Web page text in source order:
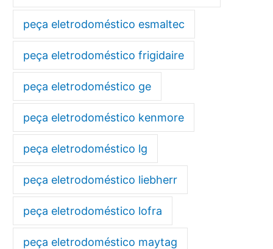
peça eletrodoméstico esmaltec
peça eletrodoméstico frigidaire
peça eletrodoméstico ge
peça eletrodoméstico kenmore
peça eletrodoméstico lg
peça eletrodoméstico liebherr
peça eletrodoméstico lofra
peça eletrodoméstico maytag